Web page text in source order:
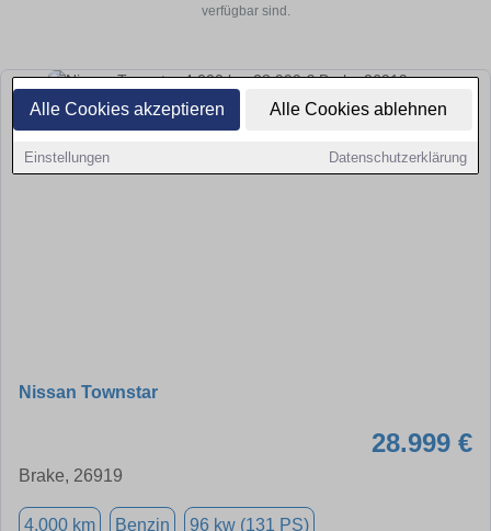
Alle Cookies akzeptieren Alle Cookies ablehnen
Einstellungen Datenschutzerklärung
verfügbar sind.
Nissan Townstar
28.999 €
Brake, 26919
4.000 km Benzin 96 kw (131 PS)